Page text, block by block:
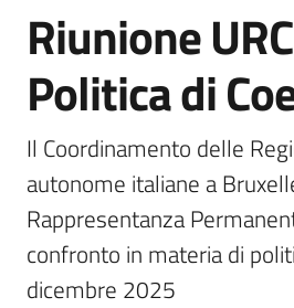
Ambiti
Chi
siamo
Salta al contenuto
Riunione
Politica di
Il Coordinamento delle
autonome italiane a
Rappresentanza
confronto in materia di
dicembre 2025